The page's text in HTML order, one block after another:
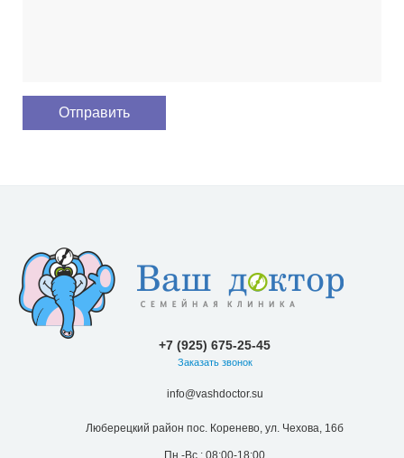
+7 (925) 675-25-45
Заказать звонок
info@vashdoctor.su
Люберецкий район пос. Коренево, ул. Чехова, 16б
Пн.-Вс.: 08:00-18:00